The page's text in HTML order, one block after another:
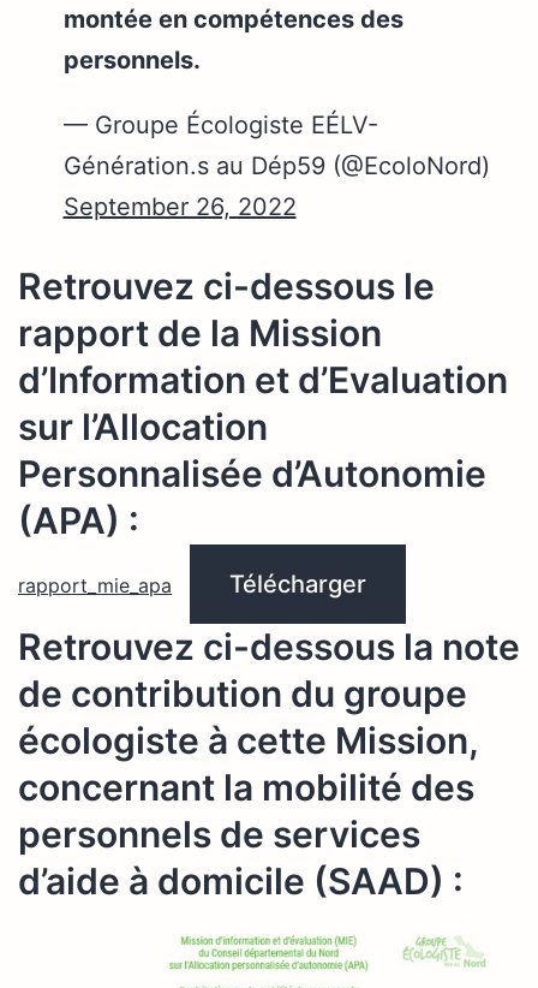
montée en compétences des
personnels.
— Groupe Écologiste EÉLV-
Génération.s au Dép59 (@EcoloNord)
September 26, 2022
Retrouvez ci-dessous le
rapport de la Mission
d’Information et d’Evaluation
sur l’Allocation
Personnalisée d’Autonomie
(APA) :
rapport_mie_apa Télécharger
Retrouvez ci-dessous la note
de contribution du groupe
écologiste à cette Mission,
concernant la mobilité des
personnels de services
d’aide à domicile (SAAD) :